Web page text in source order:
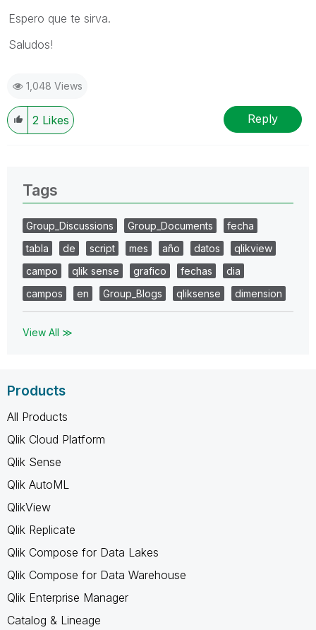
Espero que te sirva.
Saludos!
1,048 Views
2 Likes Reply
Tags
Group_Discussions Group_Documents
fecha
tabla
de script mes año datos
qlikview
campo
qlik sense grafico fechas
dia
campos
en Group_Blogs qliksense dimension
View All ≫
Products
All Products
Qlik Cloud Platform
Qlik Sense
Qlik AutoML
QlikView
Qlik Replicate
Qlik Compose for Data Lakes
Qlik Compose for Data Warehouse
Qlik Enterprise Manager
Catalog & Lineage